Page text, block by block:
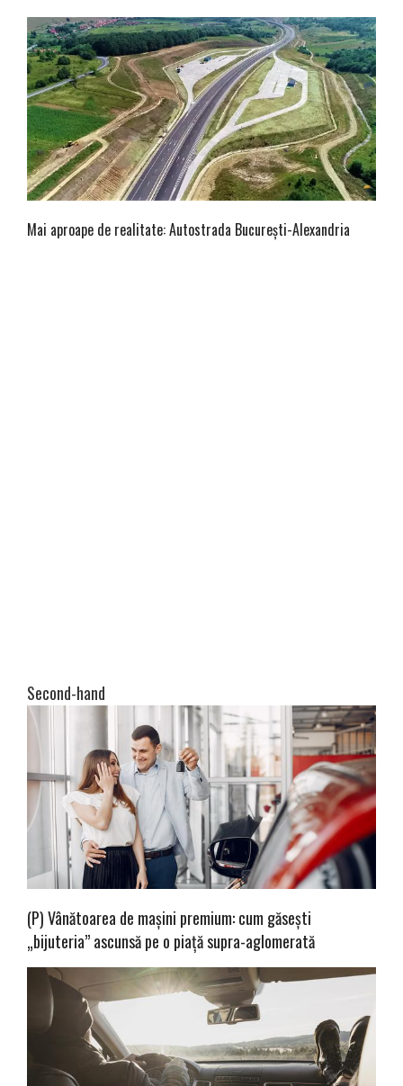
Mai aproape de realitate: Autostrada București-Alexandria
Second-hand
(P) Vânătoarea de mașini premium: cum găsești
„bijuteria” ascunsă pe o piață supra-aglomerată